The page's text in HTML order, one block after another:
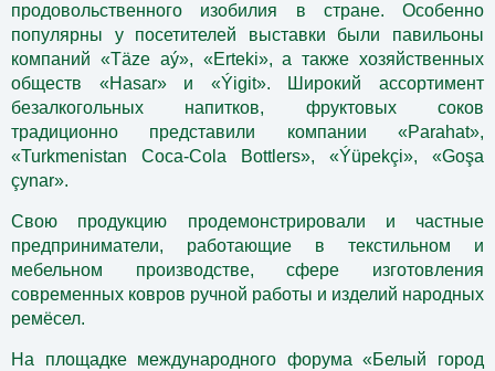
продовольственного изобилия в стране. Особенно
популярны у посетителей выставки были павильоны
компаний «Täze aý», «Erteki», а также хозяйственных
обществ «Hasar» и «Ýigit». Широкий ассортимент
безалкогольных напитков, фруктовых соков
традиционно представили компании «Parahat»,
«Turkmenistan Coca-Cola Bottlers», «Ýüpekçi», «Goşa
çynar».
Свою продукцию продемонстрировали и частные
предприниматели, работающие в текстильном и
мебельном производстве, сфере изготовления
современных ковров ручной работы и изделий народных
ремёсел.
На площадке
международного форума «Белый город